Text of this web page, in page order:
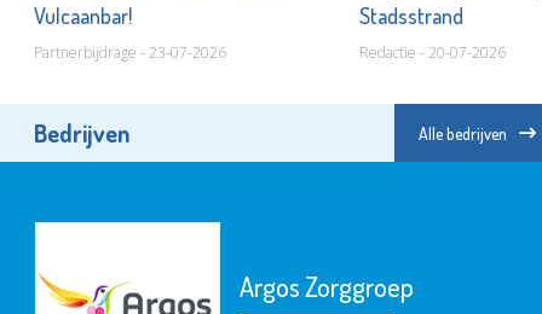
Vulcaanbar!
Partnerbijdrage - 23-07-2026
Stadsstrand
Redactie - 20-07-2026
Bedrijven Alle bedrijven
Argos Zorggroep